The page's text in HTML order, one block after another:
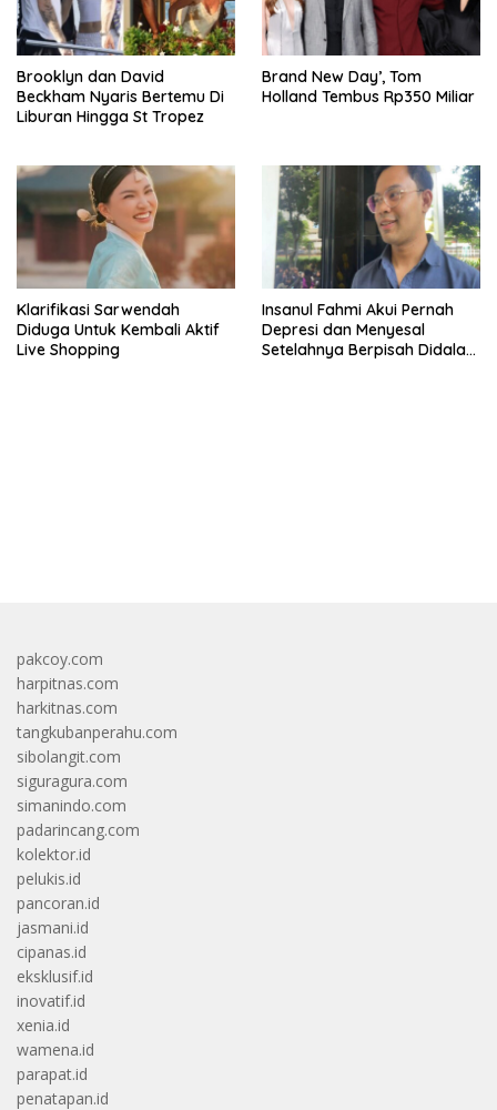
Brooklyn dan David
Beckham Nyaris Bertemu Di
Liburan Hingga St Tropez
Brand New Day’, Tom
Holland Tembus Rp350 Miliar
Klarifikasi Sarwendah
Diduga Untuk Kembali Aktif
Live Shopping
Insanul Fahmi Akui Pernah
Depresi dan Menyesal
Setelahnya Berpisah Didalam
pakcoy.com
harpitnas.com
harkitnas.com
tangkubanperahu.com
sibolangit.com
siguragura.com
simanindo.com
padarincang.com
kolektor.id
pelukis.id
pancoran.id
jasmani.id
cipanas.id
eksklusif.id
inovatif.id
xenia.id
wamena.id
parapat.id
penatapan.id